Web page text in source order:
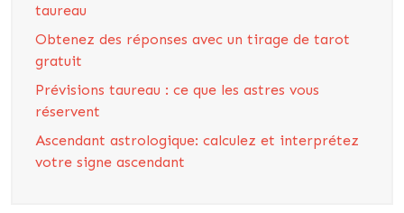
taureau
Obtenez des réponses avec un tirage de tarot
gratuit
Prévisions taureau : ce que les astres vous
réservent
Ascendant astrologique: calculez et interprétez
votre signe ascendant